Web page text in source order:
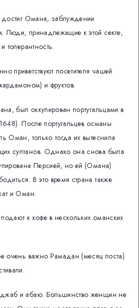
Омана, заблуждении
Люди, принадлежащие к этой секте,
толерантность.
приветствуют посетителя чашей
и фруктов.
был оккупирован португальцами в
После португальцев османы
Оман, только тогда их вытеснила
султанов. Однако она снова была
Персией, но ей (Омана)
В это время страна также
и Оман.
к кофе в нескольких оманских
очень важно Рамадан (месяц поста)
и абаю. Большинство женщин не